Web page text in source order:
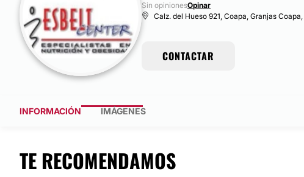
Sin opinionesOpinar
Calz. del Hueso 921, Coapa, Granjas
CONTACTAR
INFORMACIÓN IMÁGENES
TE RECOMENDAMOS